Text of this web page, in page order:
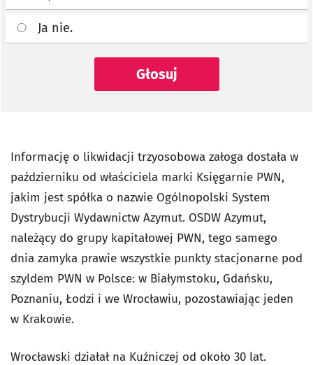
Ja nie.
Głosuj
Informację o likwidacji trzyosobowa załoga dostała w
październiku od właściciela marki Księgarnie PWN,
jakim jest spółka o nazwie Ogólnopolski System
Dystrybucji Wydawnictw Azymut. OSDW Azymut,
należący do grupy kapitałowej PWN, tego samego
dnia zamyka prawie wszystkie punkty stacjonarne pod
szyldem PWN w Polsce: w Białymstoku, Gdańsku,
Poznaniu, Łodzi i we Wrocławiu, pozostawiając jeden
w Krakowie.
Wrocławski działał na Kuźniczej od około 30 lat.